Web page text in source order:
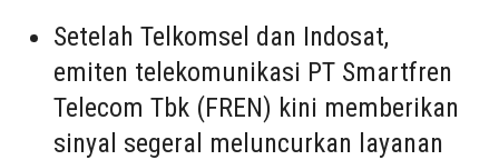
Setelah Telkomsel dan Indosat,
emiten telekomunikasi PT Smartfren
Telecom Tbk (FREN) kini memberikan
sinyal segeral meluncurkan layanan